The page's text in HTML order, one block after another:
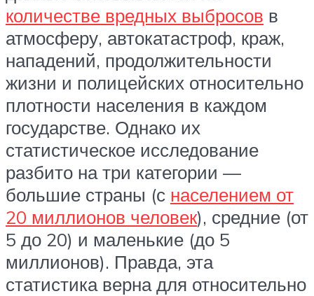
количестве вредных выбросов в
атмосферу, автокатастроф, краж,
нападений, продолжительности
жизни и полицейских относительно
плотности населения в каждом
государстве. Однако их
статистическое исследование
разбито на три категории —
большие страны (с населением от
20 миллионов человек), средние (от
5 до 20) и маленькие (до 5
миллионов). Правда, эта
статистика верна для относительно